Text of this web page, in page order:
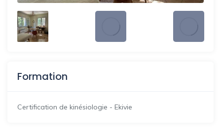
Formation
Certification de kinésiologie - Ekivie